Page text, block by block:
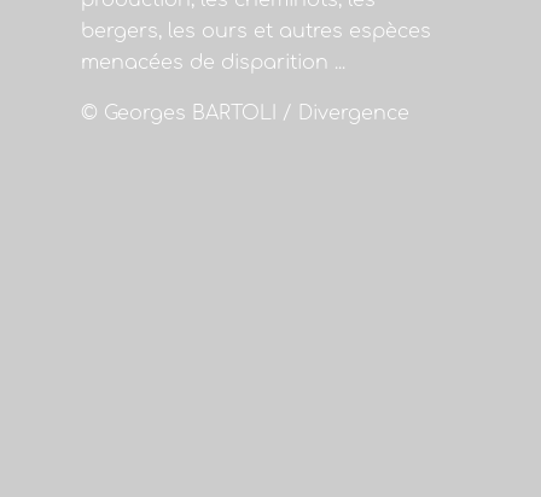
bergers, les ours et autres espèces
menacées de disparition ...
© Georges BARTOLI / Divergence